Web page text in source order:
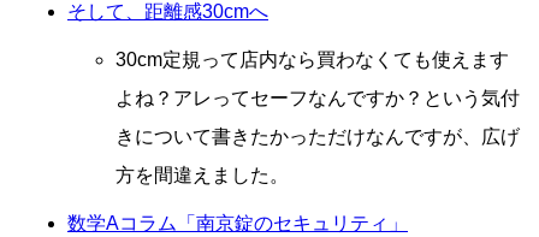
そして、距離感30cmへ
30cm定規って店内なら買わなくても使えます
よね？アレってセーフなんですか？という気付
きについて書きたかっただけなんですが、広げ
方を間違えました。
数学Aコラム「南京錠のセキュリティ」